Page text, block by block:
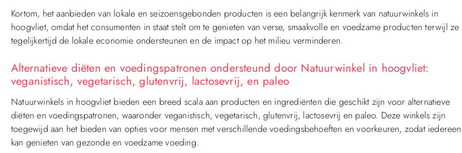
Kortom, het aanbieden van lokale en seizoensgebonden producten is een belangrijk kenmerk van natuurwinkels in
hoogvliet, omdat het consumenten in staat stelt om te genieten van verse, smaakvolle en voedzame producten terwijl ze
tegelijkertijd de lokale economie ondersteunen en de impact op het milieu verminderen.
Alternatieve diëten en voedingspatronen ondersteund door Natuurwinkel in hoogvliet:
veganistisch, vegetarisch, glutenvrij, lactosevrij, en paleo
Natuurwinkels in hoogvliet bieden een breed scala aan producten en ingrediënten die geschikt zijn voor alternatieve
diëten en voedingspatronen, waaronder veganistisch, vegetarisch, glutenvrij, lactosevrij en paleo. Deze winkels zijn
toegewijd aan het bieden van opties voor mensen met verschillende voedingsbehoeften en voorkeuren, zodat iedereen
kan genieten van gezonde en voedzame voeding.